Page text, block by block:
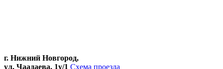
г. Нижний Новгород,
ул. Чаадаева, 1у/1 Схема проезда